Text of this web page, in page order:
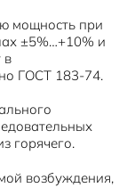
мощность при
±5%…+10% и
в
ГОСТ 183-74.
горячего.
возбуждения,